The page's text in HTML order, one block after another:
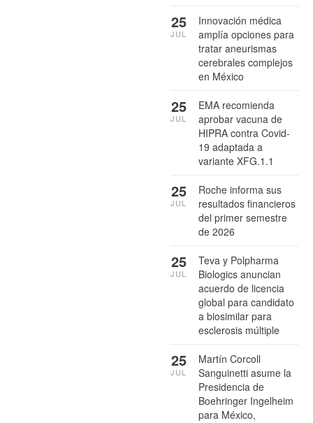
Innovación médica
amplía opciones para
tratar aneurismas
cerebrales complejos
en México
25
JUL
EMA recomienda
aprobar vacuna de
HIPRA contra Covid-
19 adaptada a
variante XFG.1.1
25
JUL
Roche informa sus
resultados financieros
del primer semestre
de 2026
25
JUL
Teva y Polpharma
Biologics anuncian
acuerdo de licencia
global para candidato
a biosimilar para
esclerosis múltiple
25
JUL
Martín Corcoll
Sanguinetti asume la
Presidencia de
Boehringer Ingelheim
para México,
25
JUL